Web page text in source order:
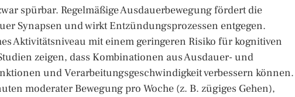
spürbar. Regelmäßige Ausdauerbewegung fördert die
Synapsen und wirkt Entzündungsprozessen entgegen.
Aktivitätsniveau mit einem geringeren Risiko für kognitiven
zeigen, dass Kombinationen aus Ausdauer- und
und Verarbeitungsgeschwindigkeit verbessern können.
moderater Bewegung pro Woche (z. B. zügiges Gehen),